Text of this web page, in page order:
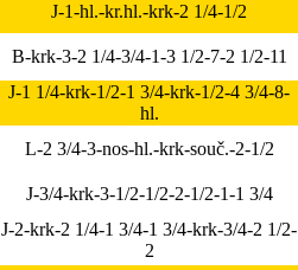
J-1-hl.-kr.hl.-krk-2 1/4-1/2
B-krk-3-2 1/4-3/4-1-3 1/2-7-2 1/2-11
J-1 1/4-krk-1/2-1 3/4-krk-1/2-4 3/4-8-
hl.
L-2 3/4-3-nos-hl.-krk-souč.-2-1/2
J-3/4-krk-3-1/2-1/2-2-1/2-1-1 3/4
J-2-krk-2 1/4-1 3/4-1 3/4-krk-3/4-2 1/2-
2